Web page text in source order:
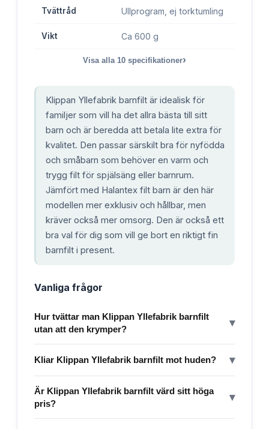
Tvättråd Ullprogram, ej torktumling
Vikt Ca 600 g
Visa alla 10 specifikationer›
Klippan Yllefabrik barnfilt är idealisk för
familjer som vill ha det allra bästa till sitt
barn och är beredda att betala lite extra för
kvalitet. Den passar särskilt bra för nyfödda
och småbarn som behöver en varm och
trygg filt för spjälsäng eller barnrum.
Jämfört med Halantex filt barn är den här
modellen mer exklusiv och hållbar, men
kräver också mer omsorg. Den är också ett
bra val för dig som vill ge bort en riktigt fin
barnfilt i present.
Vanliga frågor
Hur tvättar man Klippan Yllefabrik barnfilt
utan att den krymper?
▾
Kliar Klippan Yllefabrik barnfilt mot huden? ▾
Är Klippan Yllefabrik barnfilt värd sitt höga
pris?
▾